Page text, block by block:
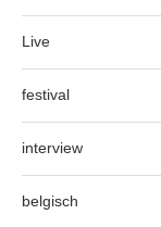
Live
festival
interview
belgisch